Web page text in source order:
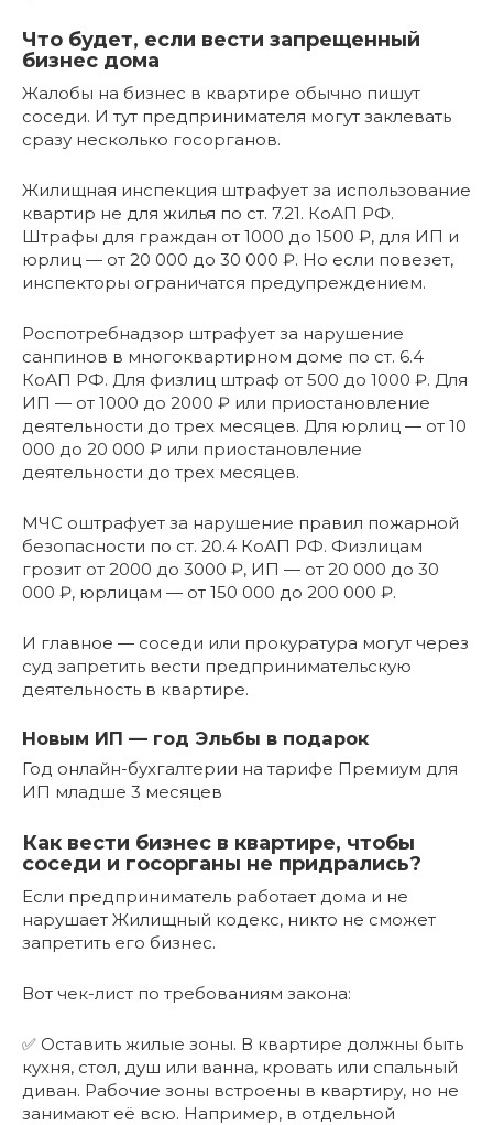
Что будет, если вести запрещенный
бизнес дома
Жалобы на бизнес в квартире обычно пишут
соседи. И тут предпринимателя могут заклевать
сразу несколько госорганов.
Жилищная инспекция штрафует за использование
квартир не для жилья по ст. 7.21. КоАП РФ.
Штрафы для граждан от 1000 до 1500 ₽, для ИП и
юрлиц — от 20 000 до 30 000 ₽. Но если повезет,
инспекторы ограничатся предупреждением.
Роспотребнадзор штрафует за нарушение
санпинов в многоквартирном доме по ст. 6.4
КоАП РФ. Для физлиц штраф от 500 до 1000 ₽. Для
ИП — от 1000 до 2000 ₽ или приостановление
деятельности до трех месяцев. Для юрлиц — от 10
000 до 20 000 ₽ или приостановление
деятельности до трех месяцев.
МЧС оштрафует за нарушение правил пожарной
безопасности по ст. 20.4 КоАП РФ. Физлицам
грозит от 2000 до 3000 ₽, ИП — от 20 000 до 30
000 ₽, юрлицам — от 150 000 до 200 000 ₽.
И главное — соседи или прокуратура могут через
суд запретить вести предпринимательскую
деятельность в квартире.
Новым ИП — год Эльбы в подарок
Год онлайн-бухгалтерии на тарифе Премиум для
ИП младше 3 месяцев
Как вести бизнес в квартире, чтобы
соседи и госорганы не придрались?
Если предприниматель работает дома и не
нарушает Жилищный кодекс, никто не сможет
запретить его бизнес.
Вот чек-лист по требованиям закона:
✅ Оставить жилые зоны. В квартире должны быть
кухня, стол, душ или ванна, кровать или спальный
диван. Рабочие зоны встроены в квартиру, но не
занимают её всю. Например, в отдельной